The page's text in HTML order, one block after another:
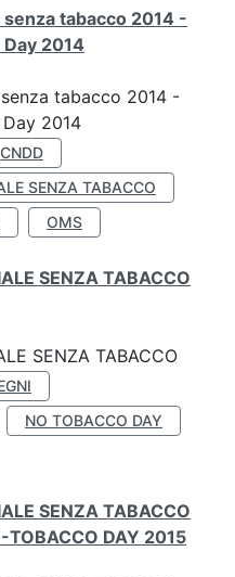
tabacco 2014 -
2014
tabacco 2014 -
2014
CNDD
SENZA TABACCO
OMS
SENZA TABACCO
SENZA TABACCO
NO TOBACCO DAY
SENZA TABACCO
TOBACCO DAY 2015